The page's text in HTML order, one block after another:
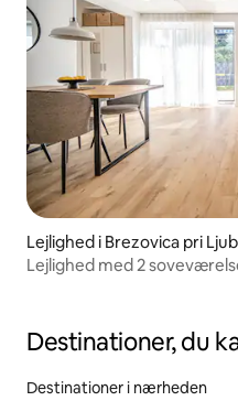
Lejlighed i Brezovica pri
Lejlighed med 2
Destinationer, du
Destinationer i nærheden